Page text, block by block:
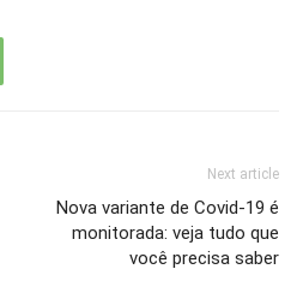
Next article
Nova variante de Covid-19 é
monitorada: veja tudo que
você precisa saber